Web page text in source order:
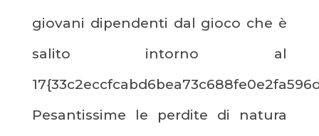
giovani dipendenti dal gioco che è
salito intorno al
Pesantissime le perdite di natura